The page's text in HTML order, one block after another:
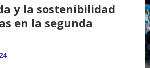
y la sostenibilidad
en la segunda